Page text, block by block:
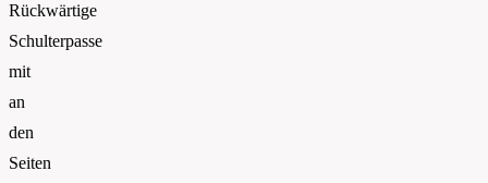
Rückwärtige
Schulterpasse
mit
an
den
Seiten